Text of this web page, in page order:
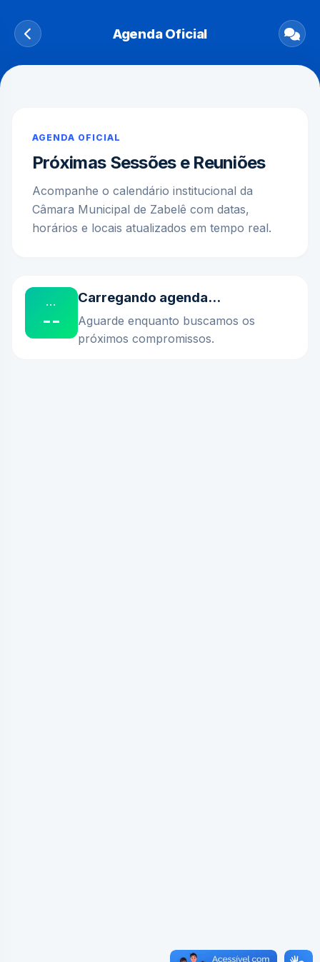
Agenda Oficial
AGENDA OFICIAL
Próximas Sessões e Reuniões
Acompanhe o calendário institucional da
Câmara Municipal de Zabelê com datas,
horários e locais atualizados em tempo real.
...
--
Carregando agenda...
Aguarde enquanto buscamos os
próximos compromissos.